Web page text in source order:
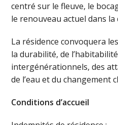
centré sur le fleuve, le
le renouveau actuel dans la
La résidence convoquera
la durabilité, de
intergénérationnels, des
de l’eau et du changement
Conditions d’accueil